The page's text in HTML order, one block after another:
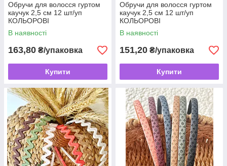
Обручи для волосся гуртом
каучук 2,5 см 12 шт/уп
КОЛЬОРОВІ
В наявності
163,80 ₴/упаковка
Купити
Обручи для волосся гуртом
каучук 2,5 см 12 шт/уп
КОЛЬОРОВІ
В наявності
151,20 ₴/упаковка
Купити